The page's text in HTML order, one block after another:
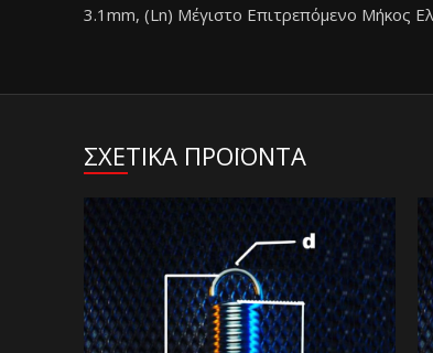
3.1mm, (Ln) Μέγιστο Επιτρεπόμενο Μήκος
ΣΧΕΤΙΚΑ ΠΡΟΪΟΝΤΑ